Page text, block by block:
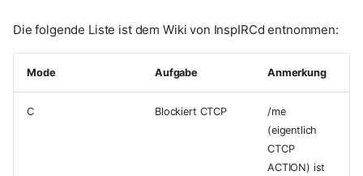
Die folgende Liste ist dem Wiki von InspIRCd entnommen:
Mode Aufgabe Anmerkung
C Blockiert CTCP
/me
(eigentlich
CTCP
ACTION) ist